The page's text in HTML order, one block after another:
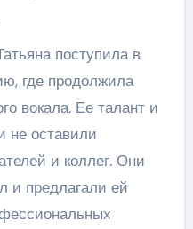
поступила в
где продолжила
вокала. Ее талант и
не оставили
и коллег. Они
и предлагали ей